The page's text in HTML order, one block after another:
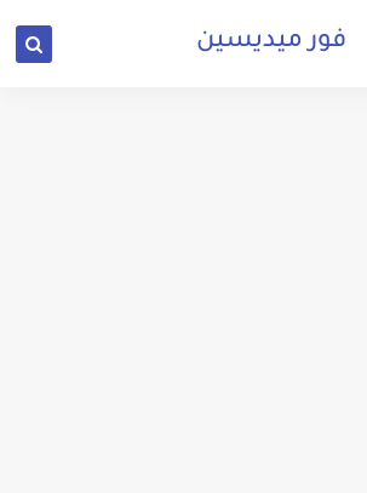
فور ميديسين